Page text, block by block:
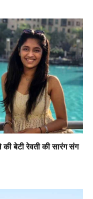
बेटी रेवती की सारंग संग